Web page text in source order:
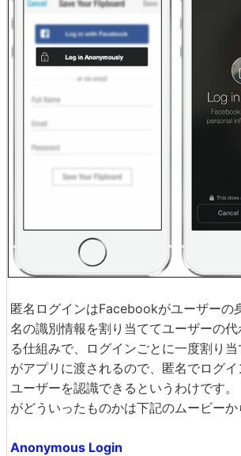
匿名ログインはFacebookがユーザーの
名の識別情報を割り当ててユーザーの
る仕組みで、ログインごとに一度割り
がアプリに渡されるので、匿名でログ
ユーザーを認識できるというわけです。
がどういったものかは下記のムービーか
Anonymous Login